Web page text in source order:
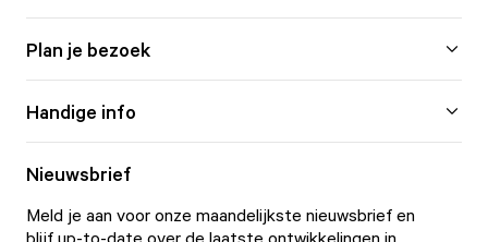
Plan je bezoek
Handige info
Nieuwsbrief
Meld je aan voor onze maandelijkste nieuwsbrief en
blijf up-to-date over de laatste ontwikkelingen in